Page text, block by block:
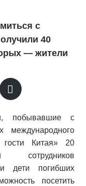
с
40
— жители
побывавшие с
международного
Китая» 20
и дети погибших
посетить